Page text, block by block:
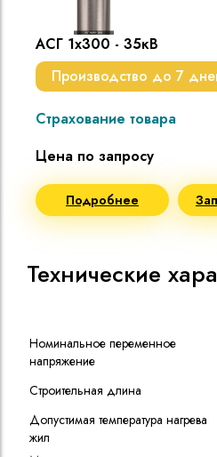
АСГ 1х300 - 35кВ
Производство до 7
Страхование товара
Цена по запросу
Подробнее
Технические
Номинальное переменное
напряжение
Строительная длина
Допустимая температура нагрева
жил